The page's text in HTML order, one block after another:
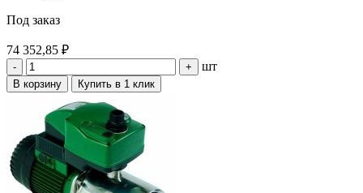
Под заказ
74 352,85 ₽
- + шт
В корзину Купить в 1 клик